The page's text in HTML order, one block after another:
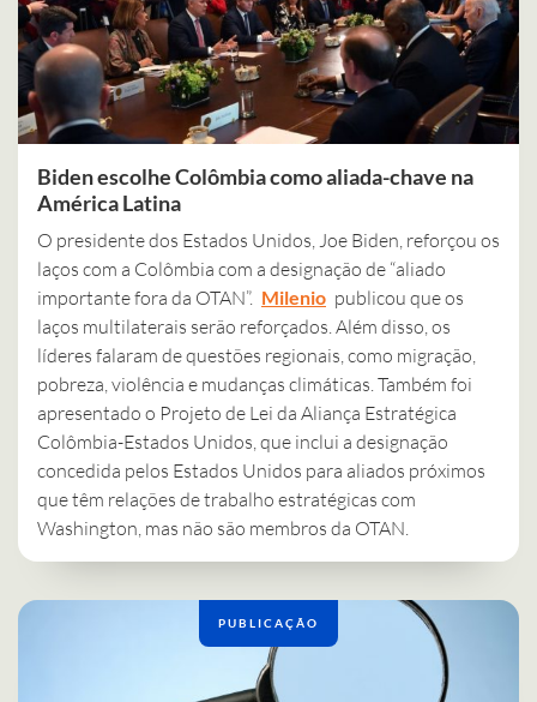
Biden escolhe Colômbia como aliada-chave na
América Latina
O presidente dos Estados Unidos, Joe Biden, reforçou os
laços com a Colômbia com a designação de “aliado
importante fora da OTAN”. Milenio publicou que os
laços multilaterais serão reforçados. Além disso, os
líderes falaram de questões regionais, como migração,
pobreza, violência e mudanças climáticas. Também foi
apresentado o Projeto de Lei da Aliança Estratégica
Colômbia-Estados Unidos, que inclui a designação
concedida pelos Estados Unidos para aliados próximos
que têm relações de trabalho estratégicas com
Washington, mas não são membros da OTAN.
PUBLICAÇÃO